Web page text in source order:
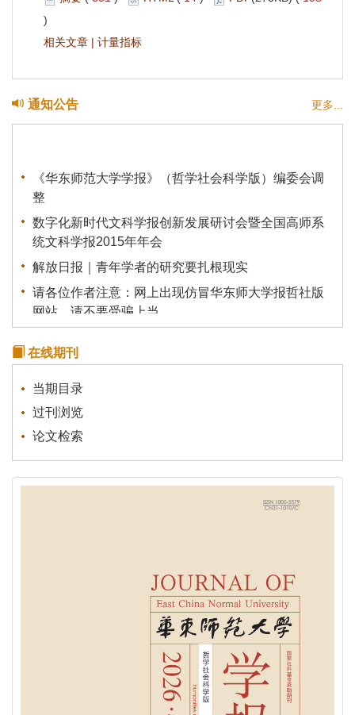
)
相关文章 | 计量指标
通知公告 更多...
《华东师范大学学报》（哲学社会科学版）编委会调
整
数字化新时代文科学报创新发展研讨会暨全国高师系
统文科学报2015年年会
解放日报｜青年学者的研究要扎根现实
请各位作者注意：网上出现仿冒华东师大学报哲社版
网站，请不要受骗上当。
学报（哲社版）被评定为“中国人文社会科学综合评价
AMI”核心期刊
在线期刊
当期目录
过刊浏览
论文检索